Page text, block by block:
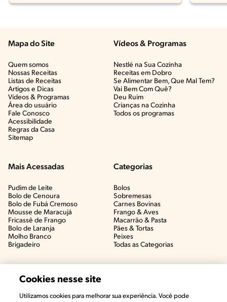
Mapa do Site
Quem somos
Nossas Receitas
Listas de Receitas​
Artigos e Dicas​
Vídeos & Programas​
Área do usuário
Fale Conosco
Acessibilidade
Regras da Casa
Sitemap
Vídeos & Programas​
Nestlé na Sua Cozinha
Receitas em Dobro
Se Alimentar Bem, Que Mal Tem?​
Vai Bem Com Quê?​
Deu Ruim​
Crianças na Cozinha​
Todos os programas
Mais Acessadas
Pudim de Leite
Bolo de Cenoura
Bolo de Fubá Cremoso
Mousse de Maracujá
Fricassê de Frango
Bolo de Laranja
Molho Branco
Brigadeiro
Categorias
Bolos
Sobremesas
Carnes Bovinas​
Frango & Aves​
Macarrão & Pasta​
Pães & Tortas​
Peixes
Todas as Categorias
Cookies nesse site
Utilizamos cookies para melhorar sua experiência. Você pode